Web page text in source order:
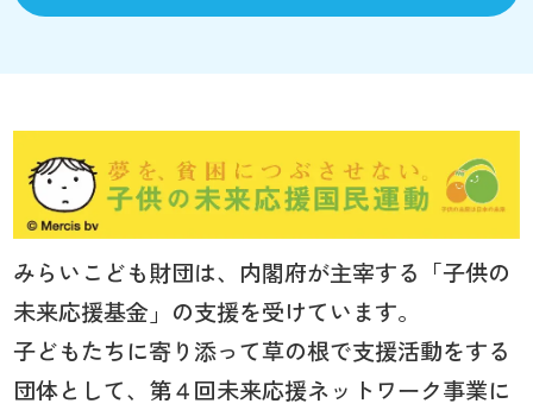
みらいこども財団は、内閣府が主宰する「子供の
未来応援基金」の支援を受けています。
子どもたちに寄り添って草の根で支援活動をする
団体として、第４回未来応援ネットワーク事業に